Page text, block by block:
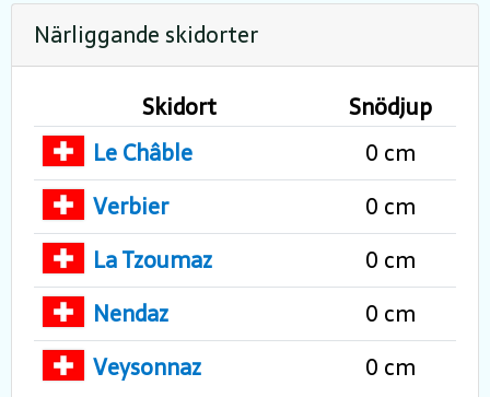
Närliggande skidorter
Skidort
Snödjup
Le Châble
0 cm
Verbier
0 cm
La Tzoumaz
0 cm
Nendaz
0 cm
Veysonnaz
0 cm